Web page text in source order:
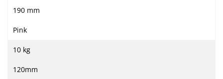
190 mm
Pink
10 kg
120mm